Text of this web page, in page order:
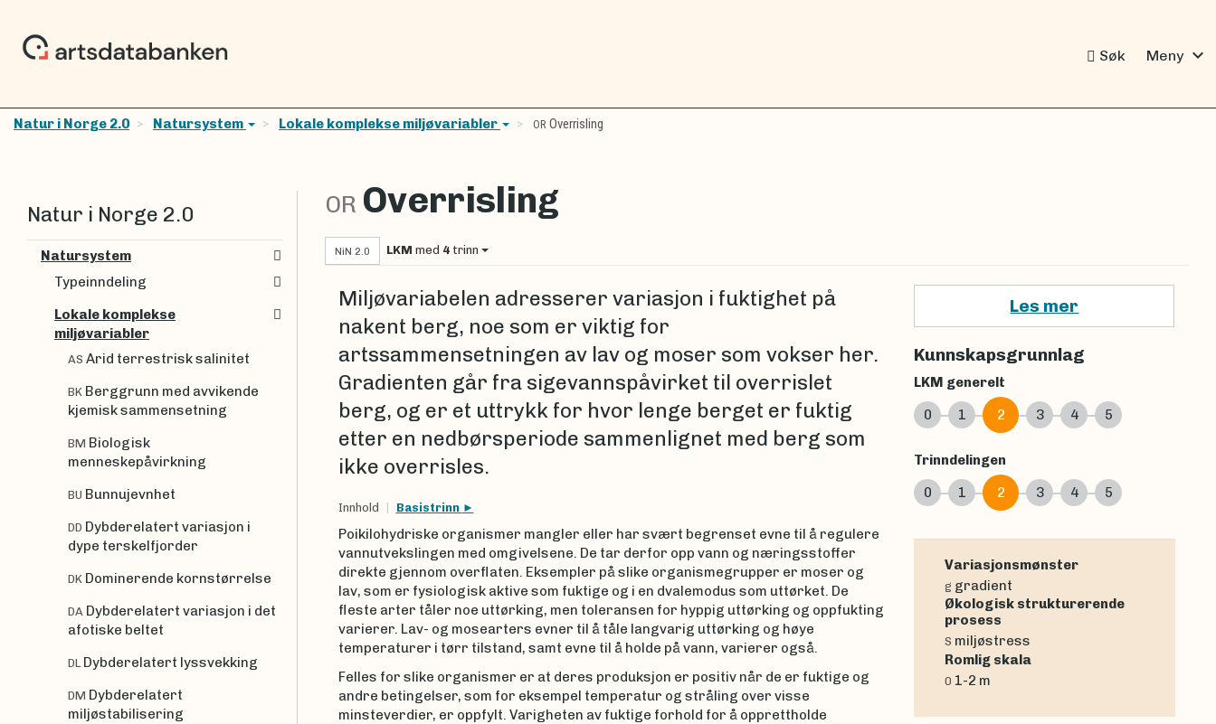
Søk Meny expand_more
Natur i Norge 2.0 Natursystem Lokale komplekse miljøvariabler OR Overrisling
OR Overrisling
NiN 2.0 LKM med 4 trinn
Miljøvariabelen adresserer variasjon i fuktighet på
nakent berg, noe som er viktig for
artssammensetningen av lav og moser som vokser her.
Gradienten går fra sigevannspåvirket til overrislet
berg, og er et uttrykk for hvor lenge berget er fuktig
etter en nedbørsperiode sammenlignet med berg som
ikke overrisles.
Innhold Basistrinn
Poikilohydriske organismer mangler eller har svært begrenset evne til å regulere
vannutvekslingen med omgivelsene. De tar derfor opp vann og næringsstoffer
direkte gjennom overflaten. Eksempler på slike organismegrupper er moser og
lav, som er fysiologisk aktive som fuktige og i en dvalemodus som uttørket. De
fleste arter tåler noe uttørking, men toleransen for hyppig uttørking og oppfukting
varierer. Lav- og mosearters evner til å tåle langvarig uttørking og høye
temperaturer i tørr tilstand, samt evne til å holde på vann, varierer også.
Felles for slike organismer er at deres produksjon er positiv når de er fuktige og
andre betingelser, som for eksempel temperatur og stråling over visse
minsteverdier, er oppfylt. Varigheten av fuktige forhold for å opprettholde
Les mer
Kunnskapsgrunnlag
LKM generelt
0
1 2 3 4 5
Trinndelingen
0
1 2 3 4 5
Variasjonsmønster
g gradient
Økologisk strukturerende
prosess
S miljøstress
Romlig skala
0 1-2 m
Natur i Norge 2.0
Natursystem
Typeinndeling
Lokale komplekse
miljøvariabler
AS Arid terrestrisk salinitet
BK Berggrunn med avvikende
kjemisk sammensetning
BM Biologisk
menneskepåvirkning
BU Bunnujevnhet
DD Dybderelatert variasjon i
dype terskelfjorder
DK Dominerende kornstørrelse
DA Dybderelatert variasjon i det
afotiske beltet
DL Dybderelatert lyssvekking
DM Dybderelatert
miljøstabilisering